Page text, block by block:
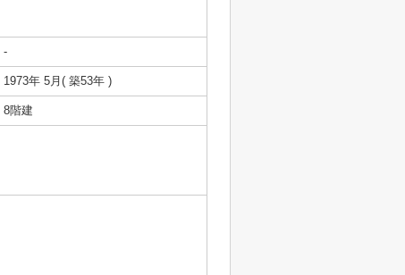
-
1973年 5月( 築53年 )
8階建